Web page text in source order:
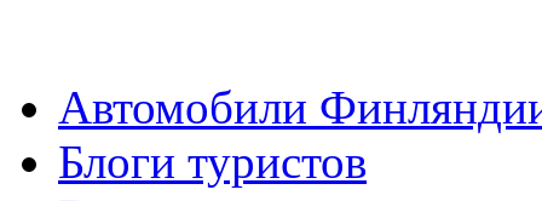
Автомобили
Блоги туристов